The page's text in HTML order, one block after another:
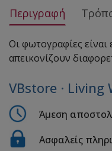
Περιγραφή
Οι φωτογραφίες είναι
απεικονίζουν
VBstore · Living
Άμεση
Ασφαλείς